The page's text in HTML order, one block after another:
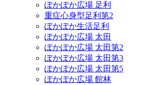
ぽかぽか広場 足利
重症心身型足利第2
ぽかぽか生活足利
ぽかぽか広場 太田
ぽかぽか広場 太田第2
ぽかぽか広場 太田第3
ぽかぽか広場 太田第5
ぽかぽか広場 館林